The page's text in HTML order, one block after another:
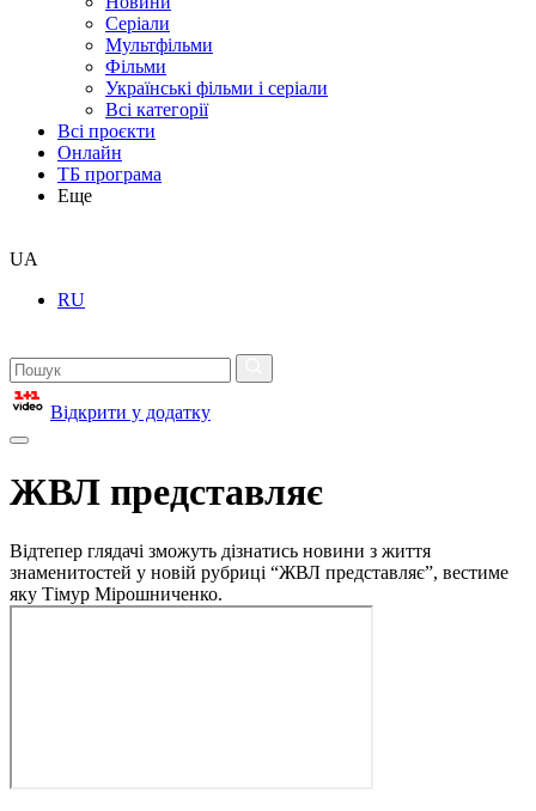
Серіали
Мультфільми
Фільми
Українські фільми і серіали
Всі категорії
Всі проєкти
Онлайн
ТБ програма
Еще
UA
RU
Відкрити у додатку
ЖВЛ представляє
Відтепер глядачі зможуть дізнатись новини з життя
знаменитостей у новій рубриці “ЖВЛ представляє”, вестиме
яку Тімур Мірошниченко.